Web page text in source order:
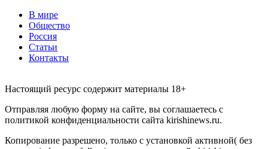
В мире
Общество
Россия
Статьи
Контакты
Настоящий ресурс содержит материалы 18+
Отправляя любую форму на сайте, вы соглашаетесь с
политикой конфиденциальности сайта kirishinews.ru.
Копирование разрешено, только с установкой активной( без